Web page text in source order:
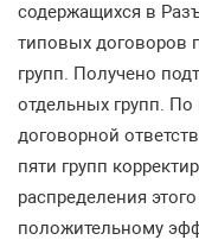
содержащихся в
типовых договоров
групп. Получено
отдельных групп. По
договорной от
пяти групп
распределения этого
положительному